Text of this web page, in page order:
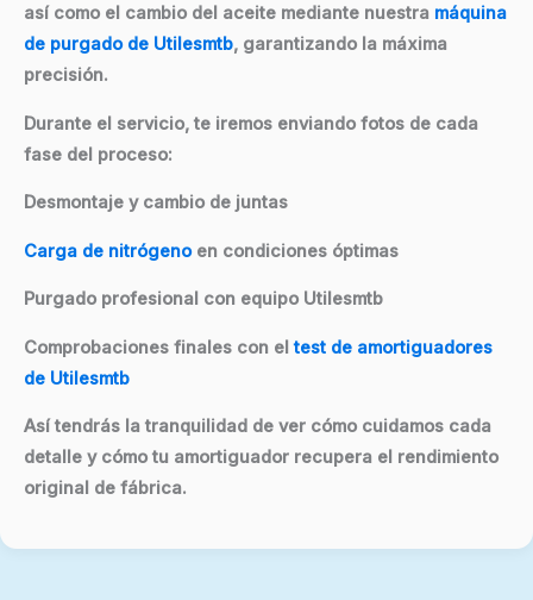
así como el cambio del aceite mediante nuestra máquina
de purgado de Utilesmtb, garantizando la máxima
precisión.
Durante el servicio, te iremos enviando fotos de cada
fase del proceso:
Desmontaje y cambio de juntas
Carga de nitrógenoen condiciones óptimas
Purgado profesional con equipo Utilesmtb
Comprobaciones finales con eltest de amortiguadores
de Utilesmtb
Así tendrás la tranquilidad de ver cómo cuidamos cada
detalle y cómo tu amortiguador recupera el rendimiento
original de fábrica.